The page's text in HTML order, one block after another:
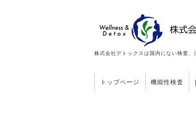
株式会社デトックスは国内にない検査
トップページ 機能性検査